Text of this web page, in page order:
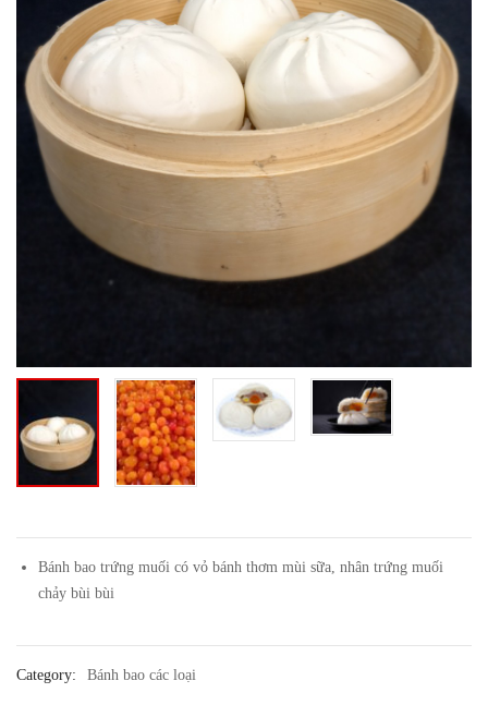
Bánh bao trứng muối có vỏ bánh thơm mùi sữa, nhân trứng muối
chảy bùi bùi
Category: Bánh bao các loại